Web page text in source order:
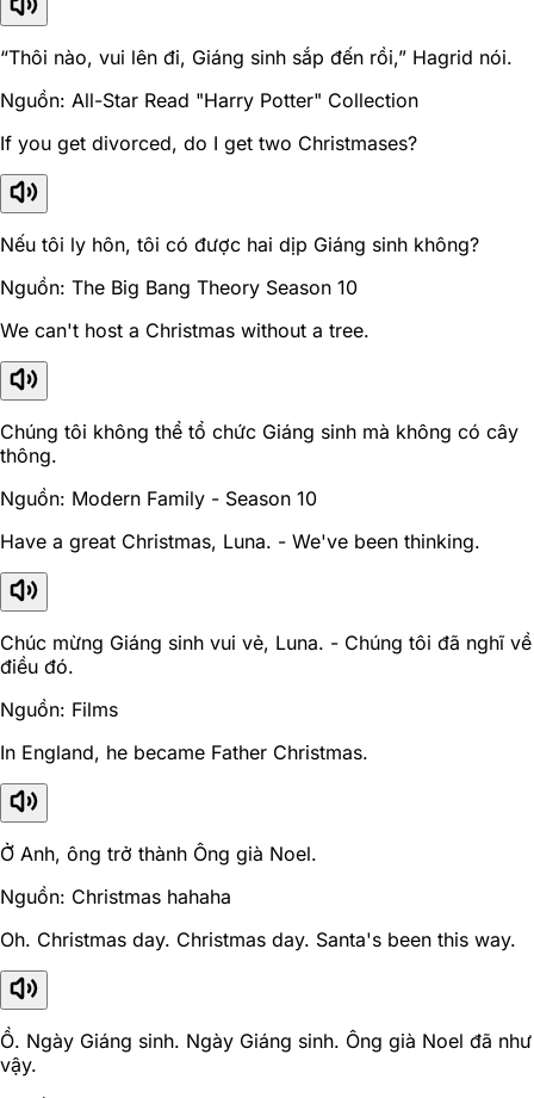
“Thôi nào, vui lên đi, Giáng sinh sắp đến rồi,” Hagrid nói.
Nguồn: All-Star Read "Harry Potter" Collection
If you get divorced, do I get two Christmases?
Nếu tôi ly hôn, tôi có được hai dịp Giáng sinh không?
Nguồn: The Big Bang Theory Season 10
We can't host a Christmas without a tree.
Chúng tôi không thể tổ chức Giáng sinh mà không có cây
thông.
Nguồn: Modern Family - Season 10
Have a great Christmas, Luna. - We've been thinking.
Chúc mừng Giáng sinh vui vẻ, Luna. - Chúng tôi đã nghĩ về
điều đó.
Nguồn: Films
In England, he became Father Christmas.
Ở Anh, ông trở thành Ông già Noel.
Nguồn: Christmas hahaha
Oh. Christmas day. Christmas day. Santa's been this way.
Ồ. Ngày Giáng sinh. Ngày Giáng sinh. Ông già Noel đã như
vậy.